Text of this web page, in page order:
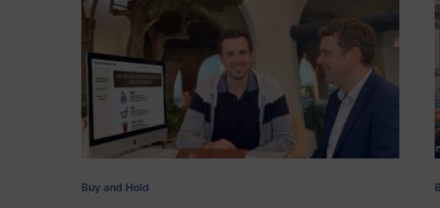
Buy and Hold